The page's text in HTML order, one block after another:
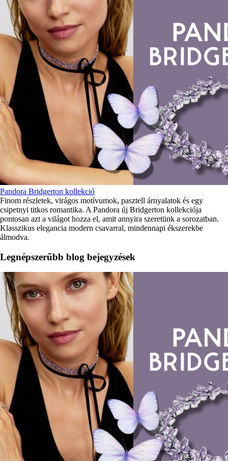
Pandora Bridgerton kollekció
Finom részletek, virágos motívumok, pasztell árnyalatok és egy
csipetnyi titkos romantika. A Pandora új Bridgerton kollekciója
pontosan azt a világot hozza el, amit annyira szeretünk a sorozatban.
Klasszikus elegancia modern csavarral, mindennapi ékszerekbe
álmodva.
Legnépszerűbb blog bejegyzések